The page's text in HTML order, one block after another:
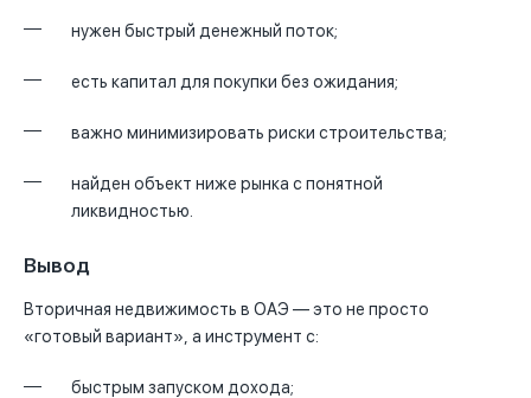
нужен быстрый денежный поток;
есть капитал для покупки без ожидания;
важно минимизировать риски строительства;
найден объект ниже рынка с понятной
ликвидностью.
Вывод
Вторичная недвижимость в ОАЭ — это не просто
«готовый вариант», а инструмент с:
быстрым запуском дохода;